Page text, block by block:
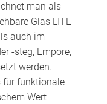
man als
Glas LITE-
auch im
-steg, Empore,
werden.
für funktionale
Wert